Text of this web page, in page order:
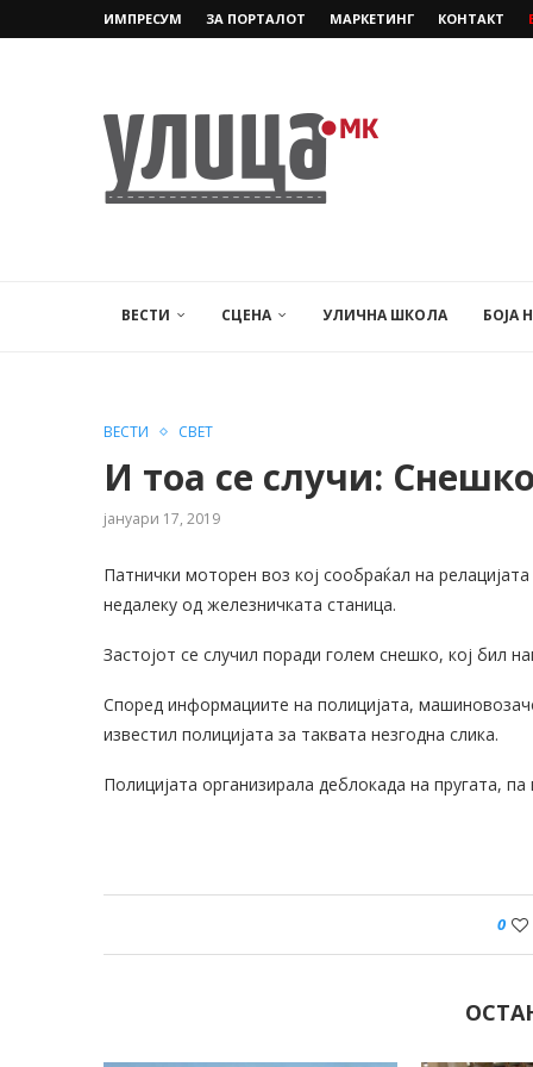
ИМПРЕСУМ ЗА ПОРТАЛОТ МАРКЕТИНГ КОНТАКТ
ВЕСТИ СЦЕНА УЛИЧНА ШКОЛА БОЈА
ВЕСТИ СВЕТ
И тоа се случи:
јануари 17, 2019
Патнички моторен воз кој сообраќал на
недалеку од железничката станица.
Застојот се случил поради голем снешко, кој бил
Според информациите на полицијата,
известил полицијата за таквата незгодна слика.
Полицијата организирала деблокада на пругата,
0